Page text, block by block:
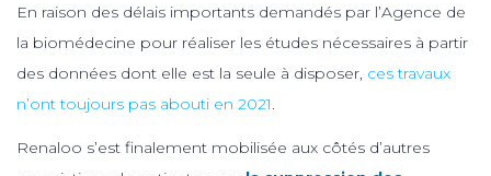
En raison des délais importants demandés par l’Agence de
la biomédecine pour réaliser les études nécessaires à partir
des données dont elle est la seule à disposer, ces travaux
n’ont toujours pas abouti en 2021.
Renaloo s’est finalement mobilisée aux côtés d’autres